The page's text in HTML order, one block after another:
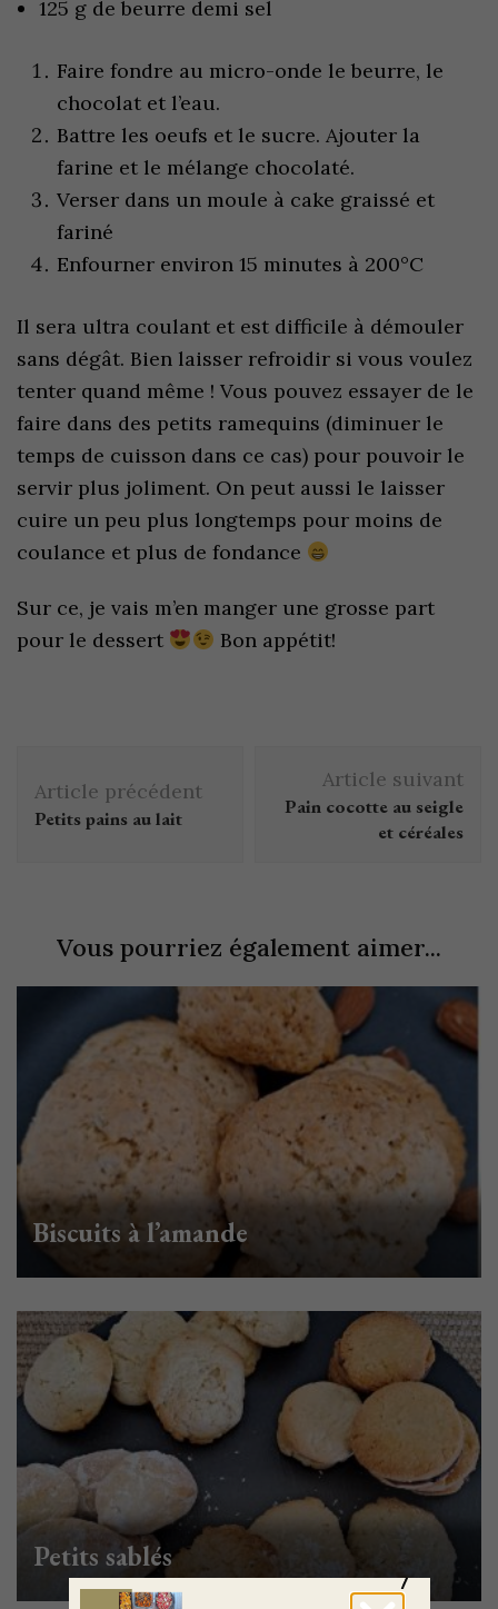
125 g de beurre demi sel
Faire fondre au micro-onde le beurre, le
chocolat et l’eau.
Battre les oeufs et le sucre. Ajouter la
farine et le mélange chocolaté.
Verser dans un moule à cake graissé et
fariné
Enfourner environ 15 minutes à 200°C
Il sera ultra coulant et est difficile à démouler
sans dégât. Bien laisser refroidir si vous voulez
tenter quand même ! Vous pouvez essayer de le
faire dans des petits ramequins (diminuer le
temps de cuisson dans ce cas) pour pouvoir le
servir plus joliment. On peut aussi le laisser
cuire un peu plus longtemps pour moins de
coulance et plus de fondance
Sur ce, je vais m’en manger une grosse part
pour le dessert
Bon appétit!
Article précédent
Petits pains au lait
Article suivant
Pain cocotte au seigle
et céréales
Vous pourriez également aimer...
Biscuits à l’amande
Petits sablés